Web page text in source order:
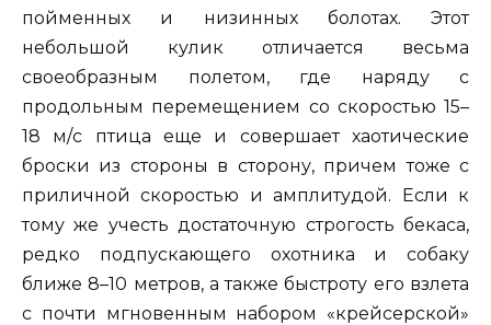
пойменных и низинных болотах. Этот
небольшой кулик отличается весьма
своеобразным полетом, где наряду с
продольным перемещением со скоростью 15–
18 м/с птица еще и совершает хаотические
броски из стороны в сторону, причем тоже с
приличной скоростью и амплитудой. Если к
тому же учесть достаточную строгость бекаса,
редко подпускающего охотника и собаку
ближе 8–10 метров, а также быстроту его взлета
с почти мгновенным набором «крейсерской»